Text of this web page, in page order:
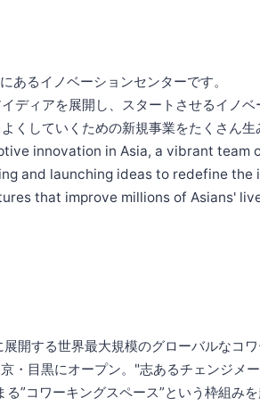
るイノベーションセンターです。
ディアを展開し、スタートさせるイノ
くしていくための新規事業をたくさん生
innovation in Asia, a vibrant team
and launching ideas to redefine the
that improve millions of Asians'
開する世界最大規模のグローバルなコ
・目黒にオープン。"志あるチェンジメ
”コワーキングスペース”という枠組み